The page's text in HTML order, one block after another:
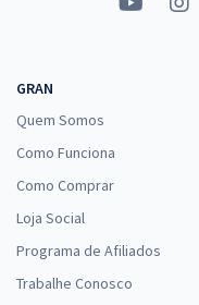
GRAN
Quem Somos
Como Funciona
Como Comprar
Loja Social
Programa de Afiliados
Trabalhe Conosco